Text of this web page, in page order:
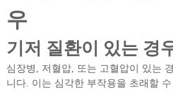
우
기저 질환이 있는 경
심장병, 저혈압, 또는 고혈압이 있는
니다. 이는 심각한 부작용을 초래할